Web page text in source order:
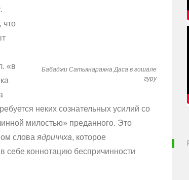
Бабаджи Сатьянараяна Даса в гошале
гуру
.
что
«в
неких сознательных усилий со
милостью» преданного. Это
слова ядриччха, которое
себе коннотацию беспричинности